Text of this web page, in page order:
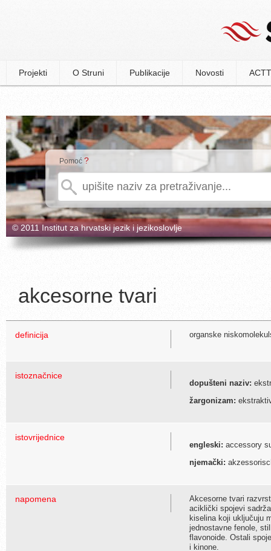
Projekti O Struni Publikacije Novosti
Pomoć ?
© 2011 Institut za hrvatski jezik i jezikoslovlje
akcesorne tvari
definicija organske
istoznačnice
dopušteni naziv:
žargonizam:
istovrijednice
engleski: accessory
njemački:
napomena
Akcesorne tvari
aciklički spojevi
kiselina koji uključuju
jednostavne fenole,
flavonoide. Ostali
i kinone.